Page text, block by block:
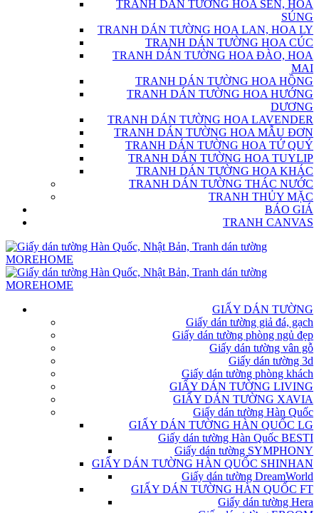
TRANH DÁN TƯỜNG HOA SEN, HOA
SÚNG
TRANH DÁN TƯỜNG HOA LAN, HOA LY
TRANH DÁN TƯỜNG HOA CÚC
TRANH DÁN TƯỜNG HOA ĐÀO, HOA
MAI
TRANH DÁN TƯỜNG HOA HỒNG
TRANH DÁN TƯỜNG HOA HƯỚNG
DƯƠNG
TRANH DÁN TƯỜNG HOA LAVENDER
TRANH DÁN TƯỜNG HOA MẪU ĐƠN
TRANH DÁN TƯỜNG HOA TỨ QUÝ
TRANH DÁN TƯỜNG HOA TUYLIP
TRANH DÁN TƯỜNG HOA KHÁC
TRANH DÁN TƯỜNG THÁC NƯỚC
TRANH THỦY MẶC
BÁO GIÁ
TRANH CANVAS
GIẤY DÁN TƯỜNG
Giấy dán tường giả đá, gạch
Giấy dán tường phòng ngủ đẹp
Giấy dán tường vân gỗ
Giấy dán tường 3d
Giấy dán tường phòng khách
GIẤY DÁN TƯỜNG LIVING
GIẤY DÁN TƯỜNG XAVIA
Giấy dán tường Hàn Quốc
GIẤY DÁN TƯỜNG HÀN QUỐC LG
Giấy dán tường Hàn Quốc BESTI
Giấy dán tường SYMPHONY
GIẤY DÁN TƯỜNG HÀN QUỐC SHINHAN
Giấy dán tường DreamWorld
GIẤY DÁN TƯỜNG HÀN QUỐC FT
Giấy dán tường Hera